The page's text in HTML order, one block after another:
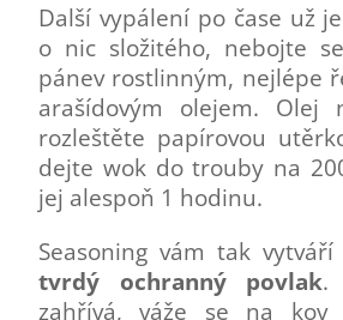
Další vypálení po čase už
o nic složitého, nebojte
pánev rostlinným, nejlépe
arašídovým olejem. Olej
rozleštěte papírovou
dejte wok do trouby na
jej alespoň 1 hodinu.
Seasoning vám tak
tvrdý ochranný povlak.
zahřívá, váže se na